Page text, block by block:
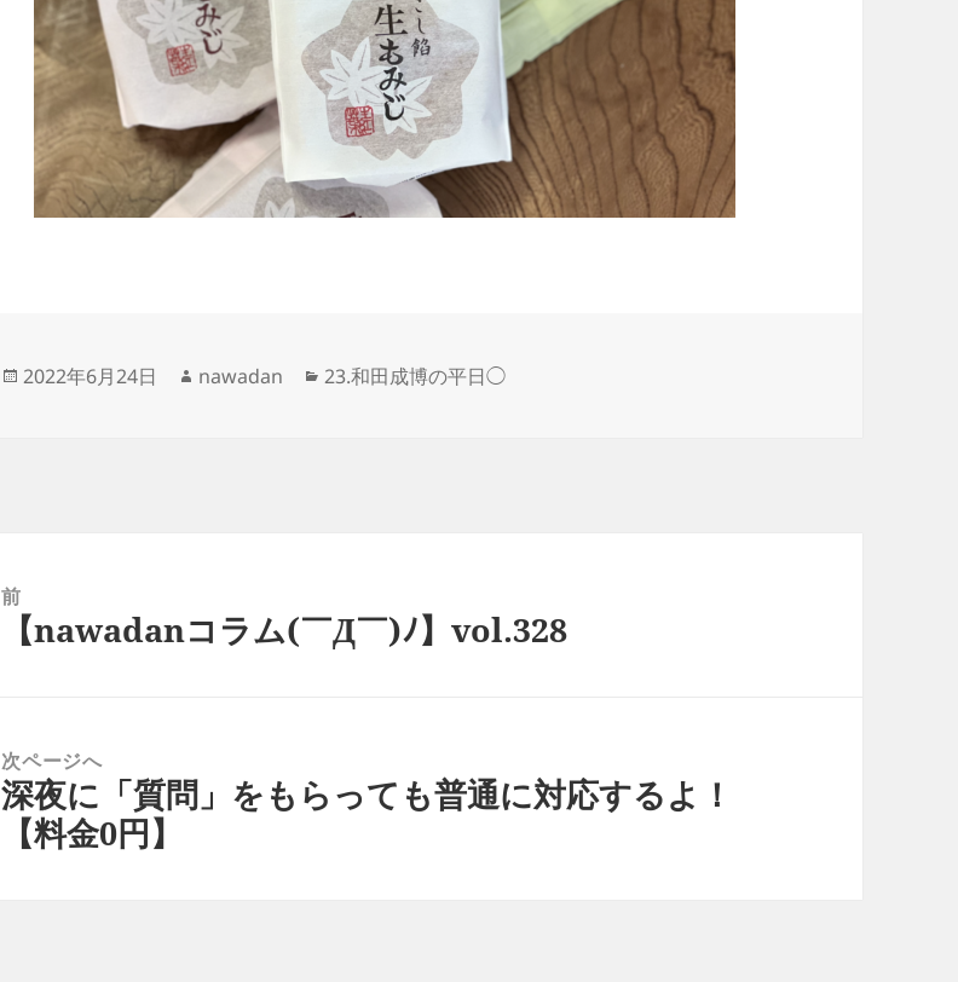
投
2022年6月24日
作
nawadan
カ
23.和田成博の平日◯
前
【nawadanコラム(￣Д￣)ﾉ】vol.328
次ページへ
次
深夜に「質問」をもらっても普通に対応するよ！
【料金0円】